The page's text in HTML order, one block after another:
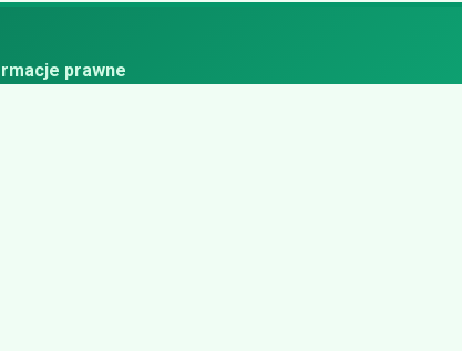
prawne